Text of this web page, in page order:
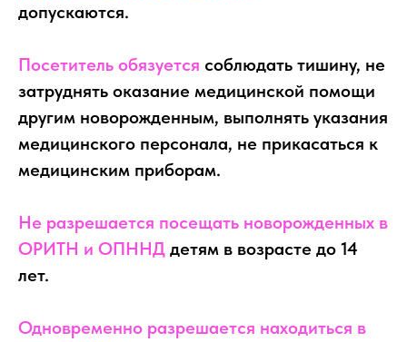
допускаются.
Посетитель обязуется соблюдать тишину, не
затруднять оказание медицинской помощи
другим новорожденным, выполнять указания
медицинского персонала, не прикасаться к
медицинским приборам.
Не разрешается посещать новорожденных в
ОРИТН и ОПННД детям в возрасте до 14
лет.
Одновременно разрешается находиться в